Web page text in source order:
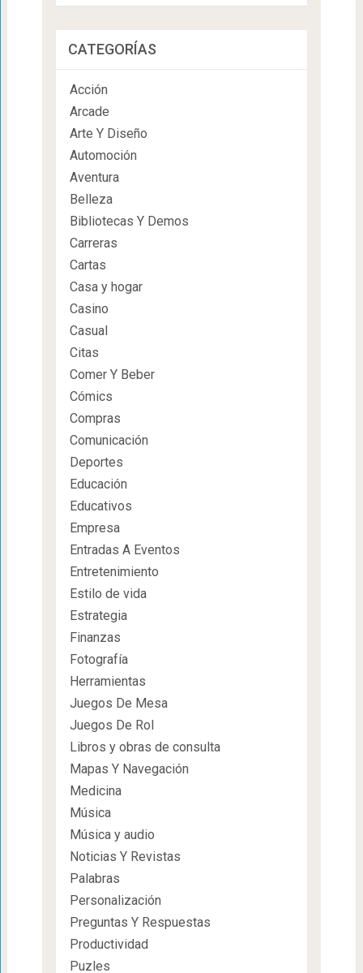
CATEGORÍAS
Acción
Arcade
Arte Y Diseño
Automoción
Aventura
Belleza
Bibliotecas Y Demos
Carreras
Cartas
Casa y hogar
Casino
Casual
Citas
Comer Y Beber
Cómics
Compras
Comunicación
Deportes
Educación
Educativos
Empresa
Entradas A Eventos
Entretenimiento
Estilo de vida
Estrategia
Finanzas
Fotografía
Herramientas
Juegos De Mesa
Juegos De Rol
Libros y obras de consulta
Mapas Y Navegación
Medicina
Música
Música y audio
Noticias Y Revistas
Palabras
Personalización
Preguntas Y Respuestas
Productividad
Puzles